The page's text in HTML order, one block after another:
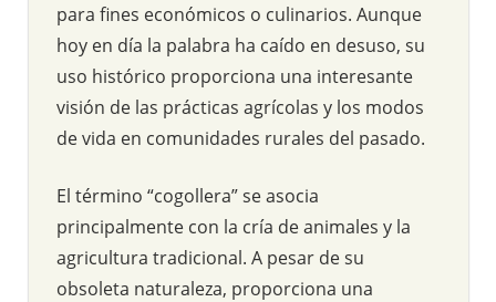
para fines económicos o culinarios. Aunque
hoy en día la palabra ha caído en desuso, su
uso histórico proporciona una interesante
visión de las prácticas agrícolas y los modos
de vida en comunidades rurales del pasado.
El término “cogollera” se asocia
principalmente con la cría de animales y la
agricultura tradicional. A pesar de su
obsoleta naturaleza, proporciona una